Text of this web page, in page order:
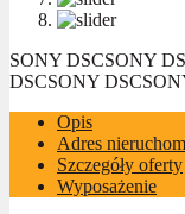
SONY DSCSONY
DSCSONY DSC
Opis
Adres
Szczegóły oferty
Wyposażenie